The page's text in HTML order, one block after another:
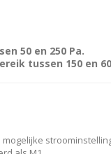
50 en 250 Pa.
tussen 150 en